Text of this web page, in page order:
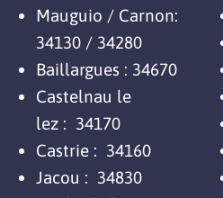
Mauguio / Carnon:
34130 / 34280
Baillargues : 34670
Castelnau le
lez : 34170
Castrie : 34160
Jacou : 34830